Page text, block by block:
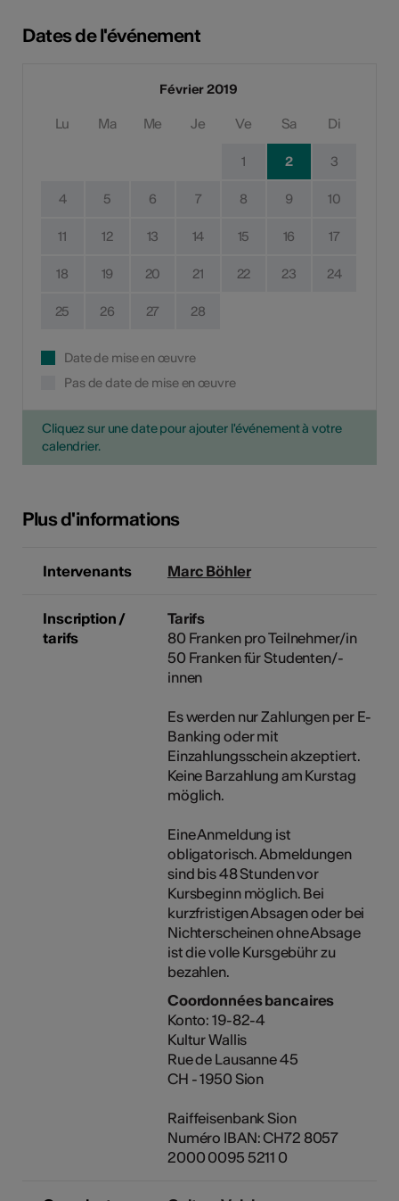
Dates de l'événement
Février 2019
Lu Ma Me Je Ve Sa Di
1 2 3
4 5 6 7 8 9 10
11 12 13 14 15 16 17
18 19 20 21 22 23 24
25 26 27 28
Date de mise en œuvre
Pas de date de mise en œuvre
Cliquez sur une date pour ajouter l'événement à votre
calendrier.
Plus d'informations
Intervenants Marc Böhler
Inscription /
tarifs
Tarifs
80 Franken pro Teilnehmer/in
50 Franken für Studenten/-
innen
Es werden nur Zahlungen per E-
Banking oder mit
Einzahlungsschein akzeptiert.
Keine Barzahlung am Kurstag
möglich.
Eine Anmeldung ist
obligatorisch. Abmeldungen
sind bis 48 Stunden vor
Kursbeginn möglich. Bei
kurzfristigen Absagen oder bei
Nichterscheinen ohne Absage
ist die volle Kursgebühr zu
bezahlen.
Coordonnées bancaires
Konto: 19-82-4
Kultur Wallis
Rue de Lausanne 45
CH - 1950 Sion
Raiffeisenbank Sion
Numéro IBAN: CH72 8057
2000 0095 5211 0